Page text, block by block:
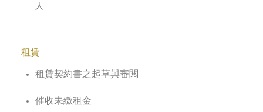
人
租賃
租賃契約書之起草與審閱
催收未繳租金